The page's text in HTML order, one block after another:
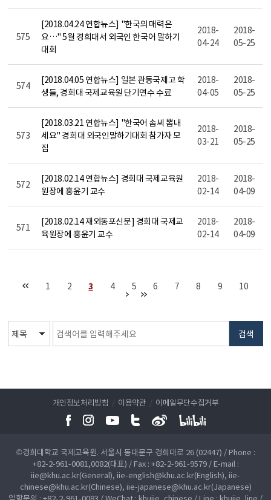
575
[2018.04.24 연합뉴스] "한국의 매력은
요…" 5월 경희대서 외국인 한국어 말하기
대회
2018-
04-24
2018-
05-25
574
[2018.04.05 연합뉴스] 일본 관동국제고 학
생들, 경희대 국제교육원 단기연수 수료
2018-
04-05
2018-
05-25
573
[2018.03.21 연합뉴스] "한국어 솜씨 뽐내
세요" 경희대 외국인말하기대회 참가자 모
집
2018-
03-21
2018-
05-25
572
[2018.02.14 연합뉴스] 경희대 국제교육원
원장에 홍윤기 교수
2018-
02-14
2018-
04-09
571
[2018.02.14 재외동포신문] 경희대 국제교
육원장에 홍윤기 교수
2018-
02-14
2018-
04-09
1 2 3 4 5 6 7 8 9 10
검색
개인정보처리방침 / 이용약관 / 이메일무단수집거부
©경희대학교 국제교육원. 서울시 동대문구 경희대로 26 (02447) / Phone :
+82-2-961-0081,0082(대표) / Fax : +82-2-961-9579 / E-mail :
iie@khu.ac.kr(General), iie-english@khu.ac.kr(English), iie-
chinese@khu.ac.kr(Chinese), iie-japanese@khu.ac.kr(Japanese)